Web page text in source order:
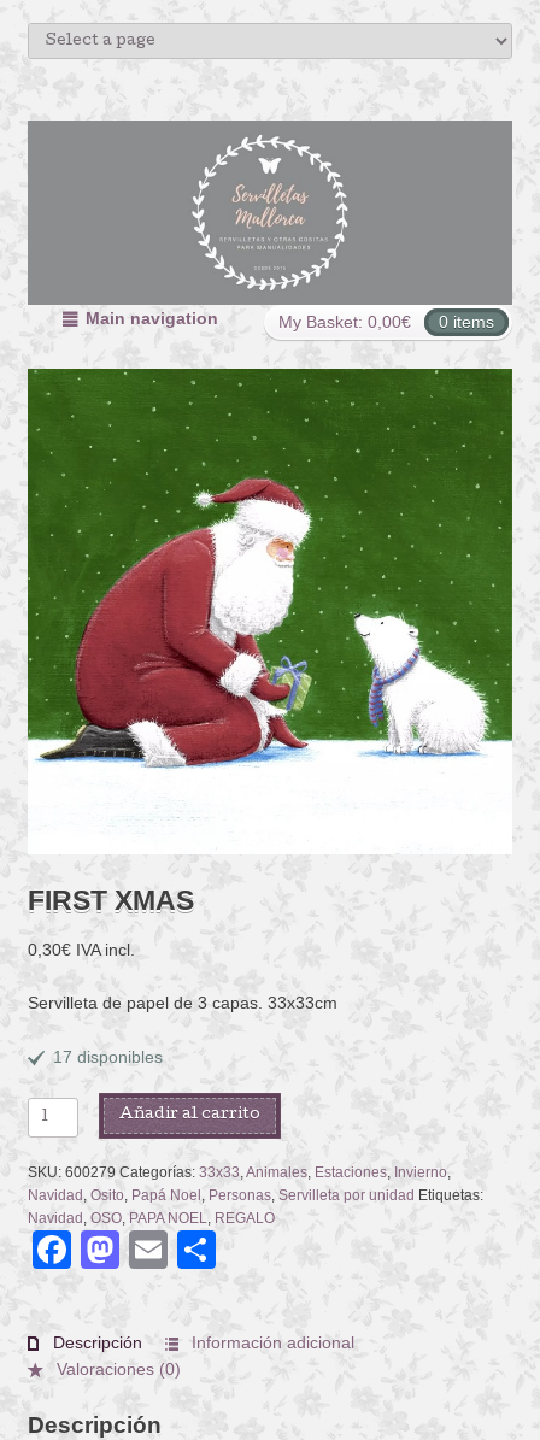
My Basket: 0,00€ 0 items
Main navigation
FIRST XMAS
0,30€ IVA incl.
Servilleta de papel de 3 capas. 33x33cm
17 disponibles
FIRST
XMAS
cantidad
Añadir al carrito
SKU: 600279 Categorías: 33x33 Animales, Estaciones, Invierno,
Navidad Osito Papá Noel Personas, Servilleta por unidad Etiquetas:
Navidad OSO, PAPA NOEL REGALO
Facebook
Mastodon
EmailCompartir
Descripción
Información adicional
Valoraciones (0)
Descripción